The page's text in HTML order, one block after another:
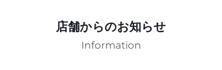
店舗からのお知らせ
Information